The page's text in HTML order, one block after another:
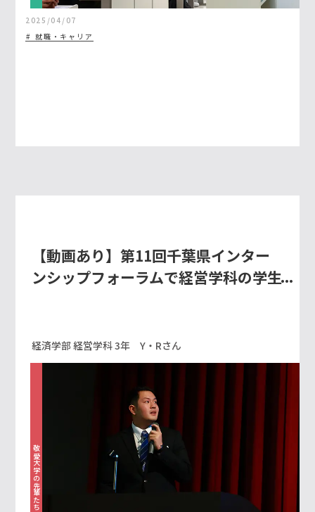
2025/04/07
就職・キャリア
【動画あり】第11回千葉県インター
ンシップフォーラムで経営学科の学生
経済学部 経営学科 3年 Y・Rさん
敬愛大学の先輩たち